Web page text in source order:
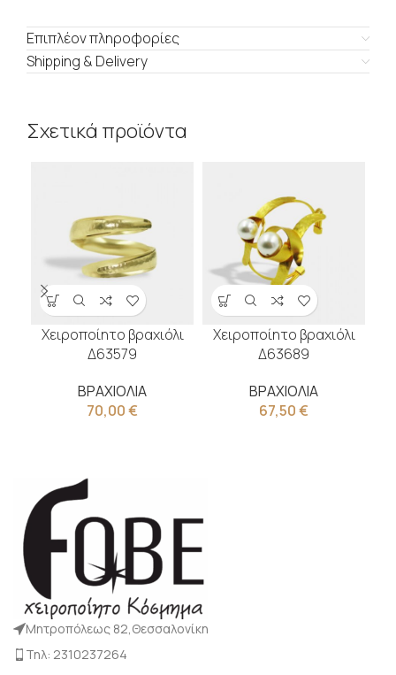
Επιπλέον πληροφορίες
Shipping & Delivery
Σχετικά προϊόντα
Χειροποίητο βραχιόλι
Δ63579
ΒΡΑΧΙΟΛΙΑ
70,00€
Χειροποίητο βραχιόλι
Δ63689
ΒΡΑΧΙΟΛΙΑ
67,50€
Μητροπόλεως 82,Θεσσαλονίκη
Τηλ: 2310237264